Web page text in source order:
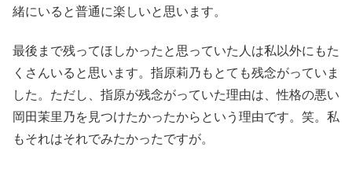
緒にいると普通に楽しいと思います。
最後まで残ってほしかったと思っていた人は私以外にもた
くさんいると思います。指原莉乃もとても残念がっていま
した。ただし、指原が残念がっていた理由は、性格の悪い
岡田茉里乃を見つけたかったからという理由です。笑。私
もそれはそれでみたかったですが。